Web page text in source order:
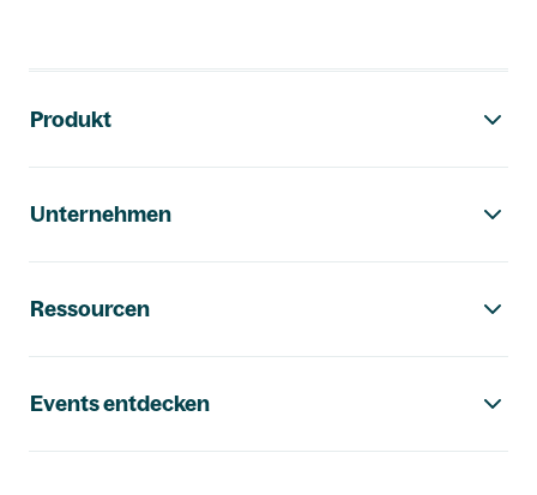
Produkt
Unternehmen
Ressourcen
Events entdecken